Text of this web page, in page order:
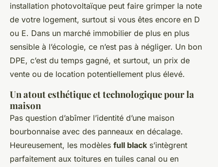
installation photovoltaïque peut faire grimper la note
de votre logement, surtout si vous êtes encore en D
ou E. Dans un marché immobilier de plus en plus
sensible à l’écologie, ce n’est pas à négliger. Un bon
DPE, c’est du temps gagné, et surtout, un prix de
vente ou de location potentiellement plus élevé.
Un atout esthétique et technologique pour la
maison
Pas question d’abîmer l’identité d’une maison
bourbonnaise avec des panneaux en décalage.
Heureusement, les modèles full black s’intègrent
parfaitement aux toitures en tuiles canal ou en